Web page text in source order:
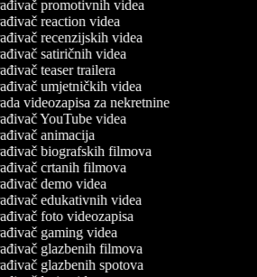
promotivnih videa
reaction videa
recenzijskih videa
satiričnih videa
teaser trailera
umjetničkih videa
videozapisa za nekretnine
YouTube videa
animacija
biografskih filmova
crtanih filmova
demo videa
edukativnih videa
foto videozapisa
gaming videa
glazbenih filmova
glazbenih spotova